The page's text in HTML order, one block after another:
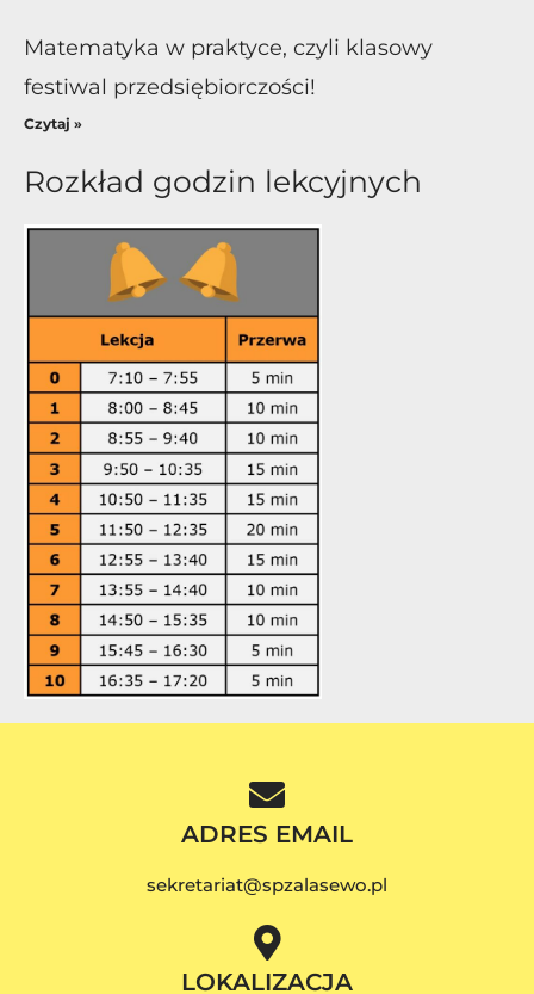
Matematyka w praktyce, czyli klasowy
festiwal przedsiębiorczości!
Czytaj »
Rozkład godzin lekcyjnych
ADRES EMAIL
sekretariat@spzalasewo.pl
LOKALIZACJA